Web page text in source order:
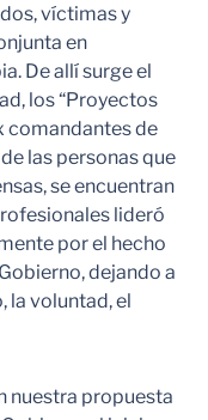
víctimas y
en
De allí surge el
los “Proyectos
comandantes de
las personas que
se encuentran
lideró
por el hecho
dejando a
la voluntad, el
nuestra propuesta